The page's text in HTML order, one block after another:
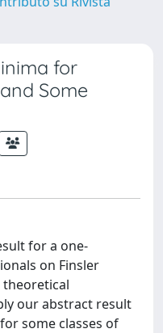
for
Some
for a one-
on Finsler
theoretical
our abstract result
some classes of